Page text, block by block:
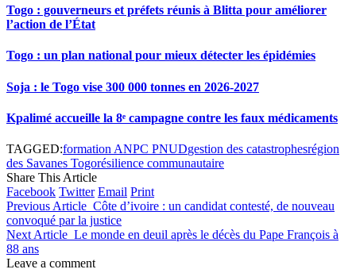
Togo : gouverneurs et préfets réunis à Blitta pour améliorer
l’action de l’État
Togo : un plan national pour mieux détecter les épidémies
Soja : le Togo vise 300 000 tonnes en 2026-2027
Kpalimé accueille la 8ᵉ campagne contre les faux médicaments
TAGGED:formation ANPC PNUDgestion des catastrophesrégion
des Savanes Togorésilience communautaire
Share This Article
Facebook Twitter Email Print
Previous Article Côte d’ivoire : un candidat contesté, de nouveau
convoqué par la justice
Next Article Le monde en deuil après le décès du Pape François à
88 ans
Leave a comment